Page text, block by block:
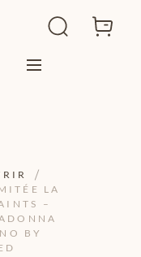
LA
–
BY